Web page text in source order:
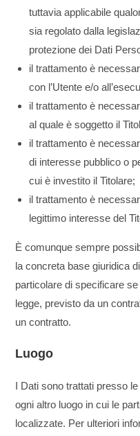
tuttavia applicabile
sia regolato dalla
protezione dei Dati
il trattamento è
con l’Utente e/o
il trattamento è
al quale è soggetto il
il trattamento è
di interesse pubblico o
cui è investito il Titolare;
il trattamento è
legittimo interesse del
È comunque sempre
la concreta base giuridica
particolare di specificare
legge, previsto da un
un contratto.
Luogo
I Dati sono trattati presso
ogni altro luogo in cui le
localizzate. Per ulteriori